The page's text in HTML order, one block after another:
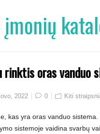
rinktis oras vanduo
2022 0 Kiti
kas yra oras vanduo
sistemoje vaidina svarbų